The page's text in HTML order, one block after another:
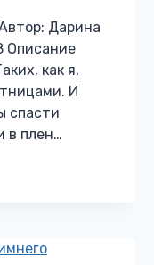
Дарина
Описание
как я,
И
спасти
в плен…